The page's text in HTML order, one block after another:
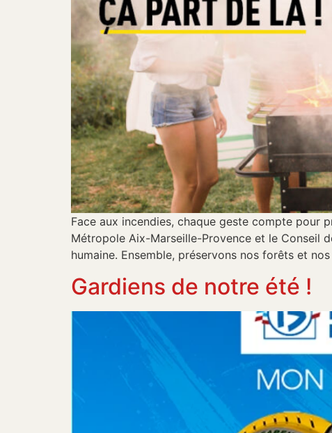
Face aux incendies, chaque geste compte pour
Métropole Aix-Marseille-Provence et le Conseil
humaine. Ensemble, préservons nos forêts et
Gardiens de notre été !